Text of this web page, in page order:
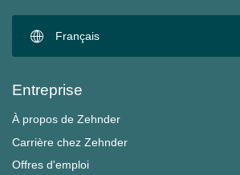
Français
Entreprise
À propos de Zehnder
Carrière chez Zehnder
Offres d'emploi